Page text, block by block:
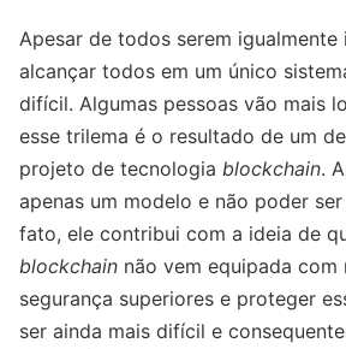
Apesar de todos serem igualmente
alcançar todos em um único
difícil. Algumas pessoas vão mais
esse trilema é o resultado de um
projeto de tecnologia blockchain.
apenas um modelo e não poder
fato, ele contribui com a ideia de
blockchain não vem equipada com
segurança superiores e proteger
ser ainda mais difícil e